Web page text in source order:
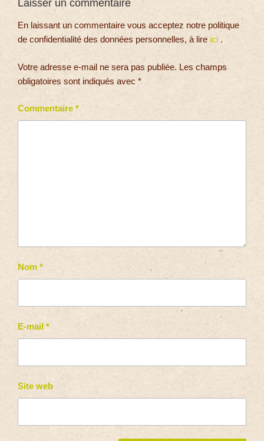
Laisser un commentaire
En laissant un commentaire vous acceptez notre politique
de confidentialité des données personnelles, à lire ici .
Votre adresse e-mail ne sera pas publiée. Les champs
obligatoires sont indiqués avec *
Commentaire *
Nom *
E-mail *
Site web